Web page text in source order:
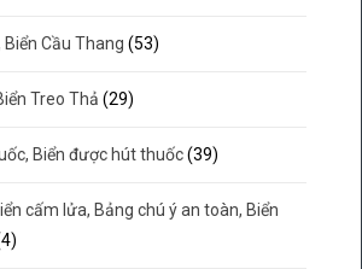
Biển Cầu Thang (53)
Treo Thả (29)
Biển được hút thuốc (39)
cấm lửa, Bảng chú ý an toàn, Biển